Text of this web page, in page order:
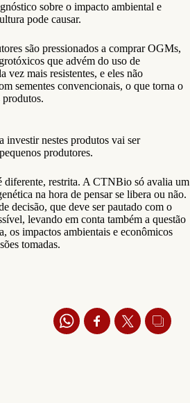
sobre o impacto ambiental e
pode causar.
são pressionados a comprar OGMs,
que advém do uso de
vez mais resistentes, e eles não
sementes convencionais, o que torna o
produtos.
investir nestes produtos vai ser
produtores.
diferente, restrita. A CTNBio só avalia um
na hora de pensar se libera ou não.
decisão, que deve ser pautado com o
levando em conta também a questão
os impactos ambientais e econômicos
tomadas.